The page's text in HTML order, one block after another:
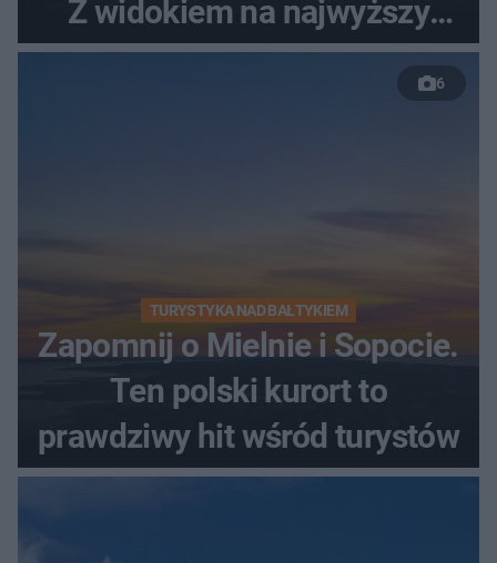
Z widokiem na najwyższy
szczyt Gór Świętokrzyskich
6
TURYSTYKA NAD BAŁTYKIEM
Zapomnij o Mielnie i Sopocie.
Ten polski kurort to
prawdziwy hit wśród turystów